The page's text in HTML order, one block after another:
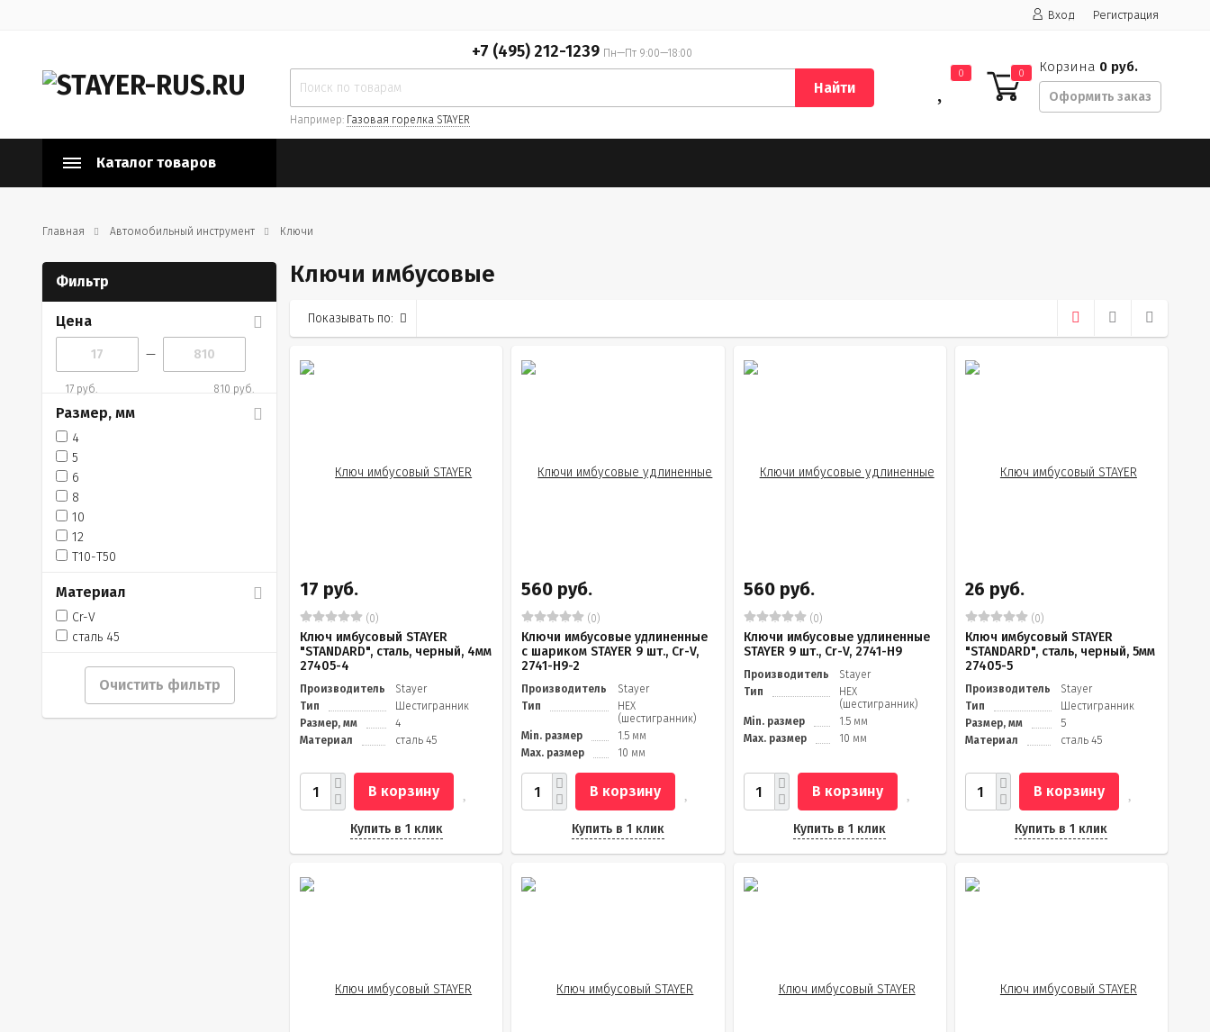
Вход Регистрация
+7 (495) 212-1239 Пн—Пт 9:00—18:00
Найти
Например: Газовая горелка STAYER
0 0 Корзина 0 руб.
Оформить заказ
Каталог товаров
Главная Автомобильный инструмент Ключи
Фильтр
Цена
—
17 руб. 810 руб.
Размер, мм
4
5
6
8
10
12
Т10-Т50
Материал
Cr-V
сталь 45
Очистить фильтр
Ключи имбусовые
Показывать по:
17 руб.
(0)
Ключ имбусовый STAYER
"STANDARD", сталь, черный, 4мм
27405-4
Производитель
Stayer
Тип
Шестигранник
Размер, мм
4
Материал
сталь 45
В корзину
Купить в 1 клик
560 руб.
(0)
Ключи имбусовые удлиненные
с шариком STAYER 9 шт., Cr-V,
2741-H9-2
Производитель
Stayer
Тип
HEX
(шестигранник)
Min. размер
1.5 мм
Max. размер
10 мм
В корзину
Купить в 1 клик
560 руб.
(0)
Ключи имбусовые удлиненные
STAYER 9 шт., Cr-V, 2741-H9
Производитель
Stayer
Тип
HEX
(шестигранник)
Min. размер
1.5 мм
Max. размер
10 мм
В корзину
Купить в 1 клик
26 руб.
(0)
Ключ имбусовый STAYER
"STANDARD", сталь, черный, 5мм
27405-5
Производитель
Stayer
Тип
Шестигранник
Размер, мм
5
Материал
сталь 45
В корзину
Купить в 1 клик